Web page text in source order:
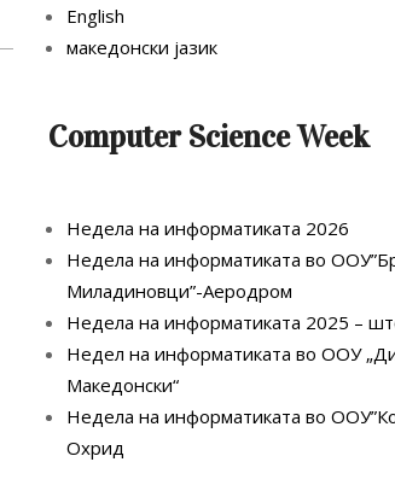
English
македонски јазик
Computer Science Week
Недела на информатиката 2026
Недела на информатиката во
Миладиновци”-Аеродром
Недела на информатиката 2025 –
Недел на информатиката во ООУ
Македонски“
Недела на информатиката во
Охрид